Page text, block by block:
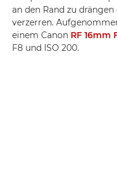
an den Rand zu
verzerren.
einem Canon RF 16mm
F8 und ISO 200.